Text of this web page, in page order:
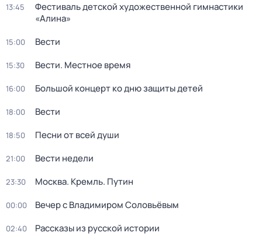
13:45
Фестиваль детской художественной гимнастики
«Алина»
15:00 Вести
15:30 Вести. Местное время
16:00 Большой концерт ко дню защиты детей
18:00 Вести
18:50 Песни от всей души
21:00 Вести недели
23:30 Москва. Кремль. Путин
00:00 Вечер с Владимиром Соловьёвым
02:40 Рассказы из русской истории